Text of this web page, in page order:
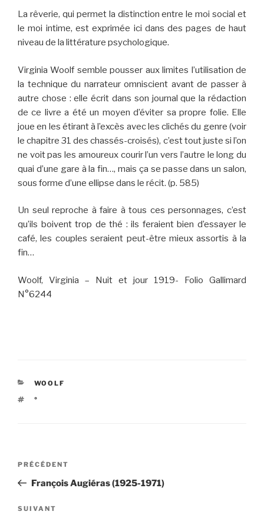
La rêverie, qui permet la distinction entre le moi social et
le moi intime, est exprimée ici dans des pages de haut
niveau de la littérature psychologique.
Virginia Woolf semble pousser aux limites l’utilisation de
la technique du narrateur omniscient avant de passer à
autre chose : elle écrit dans son journal que la rédaction
de ce livre a été un moyen d’éviter sa propre folie. Elle
joue en les étirant à l’excès avec les clichés du genre (voir
le chapitre 31 des chassés-croisés), c’est tout juste si l’on
ne voit pas les amoureux courir l’un vers l’autre le long du
quai d’une gare à la fin…, mais ça se passe dans un salon,
sous forme d’une ellipse dans le récit. (p. 585)
Un seul reproche à faire à tous ces personnages, c’est
qu’ils boivent trop de thé : ils feraient bien d’essayer le
café, les couples seraient peut-être mieux assortis à la
fin…
Woolf, Virginia – Nuit et jour 1919- Folio Gallimard
N°6244
CATÉGORIES
WOOLF
ÉTIQUETTES
°
Navigation
l’article
Article
précédent
PRÉCÉDENT
François Augiéras (1925-1971)
Article
SUIVANT